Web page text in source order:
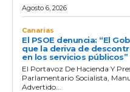
Agosto 6, 2026
Canarias
El PSOE denuncia: “El
que la deriva de
en los servicios públicos”
El Portavoz De Hacienda Y
Parlamentario Socialista,
Advertido...